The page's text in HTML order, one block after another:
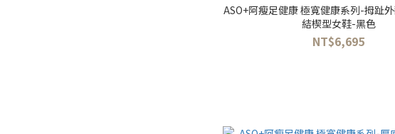
ASO+阿瘦足健康 極寬健康系列-拇趾
結楔型女鞋-黑色
NT$6,695